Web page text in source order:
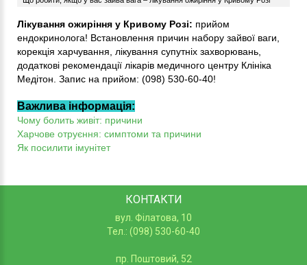
Лікування ожиріння у Кривому Розі: прийом
ендокринолога! Встановлення причин набору зайвої ваги,
корекція харчування, лікування супутніх захворювань,
додаткові рекомендації лікарів медичного центру Клініка
Медітон. Запис на прийом: (098) 530-60-40!
Важлива інформація:
Чому болить живіт: причини
Харчове отруєння: симптоми та причини
Як посилити імунітет
КОНТАКТИ
вул. Філатова, 10
Тел.: (098) 530-60-40
пр. Поштовий, 52